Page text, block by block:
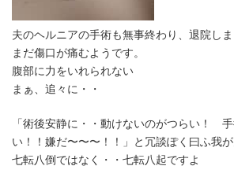
夫のヘルニアの手術も無事終わり、退院しま
まだ傷口が痛むようです。
腹部に力をいれられない
まぁ、追々に・・
「術後安静に・・動けないのがつらい！
い！！嫌だ〜〜〜！！」と冗談ぽく曰ふ我
七転八倒ではなく・・七転八起ですよ